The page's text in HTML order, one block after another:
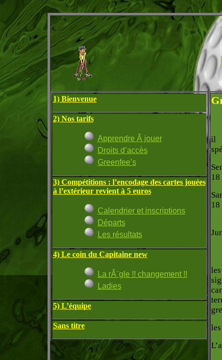
1) Bienvenue
2) Nos tarifs
Apprendre Ã jouer
Droits d’accès
Greenfee’s
3) Compétitions : l’encodage des cartes jouées
à l’extérieur revient à 5 euros
Calendrier et inscriptions
Départs
Les résultats
4) Le coin du Capitaine new
La rÃ¨gle !! changement !!
Ladies
5) L’équipe
Sans titre
il
18
18